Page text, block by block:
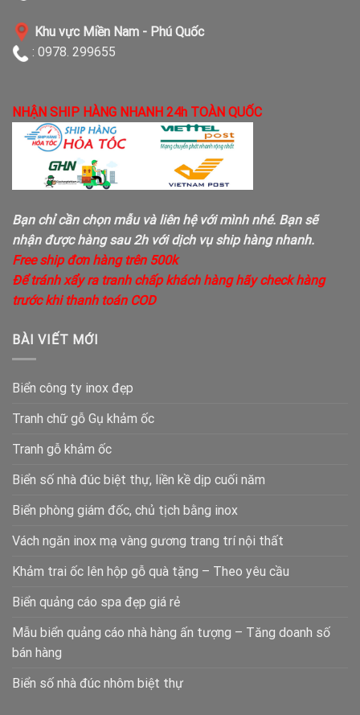
Khu vực Miền Nam - Phú Quốc
: 0978. 299655
NHẬN SHIP HÀNG NHANH 24h TOÀN QUỐC
Bạn chỉ cần chọn mẫu và liên hệ với mình nhé. Bạn sẽ
nhận được hàng sau 2h với dịch vụ ship hàng nhanh.
Free ship đơn hàng trên 500k
Để tránh xẩy ra tranh chấp khách hàng hãy check hàng
trước khi thanh toán COD
BÀI VIẾT MỚI
Biển công ty inox đẹp
Tranh chữ gỗ Gụ khảm ốc
Tranh gỗ khảm ốc
Biển số nhà đúc biệt thự, liền kề dịp cuối năm
Biển phòng giám đốc, chủ tịch bằng inox
Vách ngăn inox mạ vàng gương trang trí nội thất
Khảm trai ốc lên hộp gỗ quà tặng – Theo yêu cầu
Biển quảng cáo spa đẹp giá rẻ
Mẫu biển quảng cáo nhà hàng ấn tượng – Tăng doanh số
bán hàng
Biển số nhà đúc nhôm biệt thự